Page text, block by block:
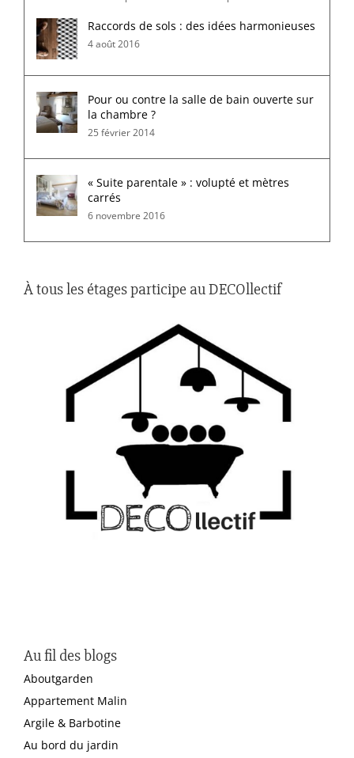
Raccords de sols : des idées harmonieuses
4 août 2016
Pour ou contre la salle de bain ouverte sur
la chambre ?
25 février 2014
« Suite parentale » : volupté et mètres
carrés
6 novembre 2016
À tous les étages participe au DECOllectif
Au fil des blogs
Aboutgarden
Appartement Malin
Argile & Barbotine
Au bord du jardin